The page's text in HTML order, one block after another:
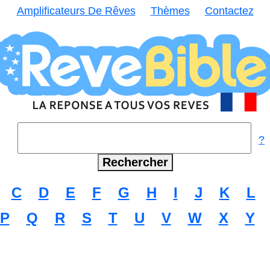
Amplificateurs De Rêves Thèmes Contactez
?
C D E F G H I J K L
P Q R S T U V W X Y